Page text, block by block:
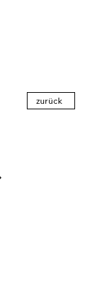
zurück